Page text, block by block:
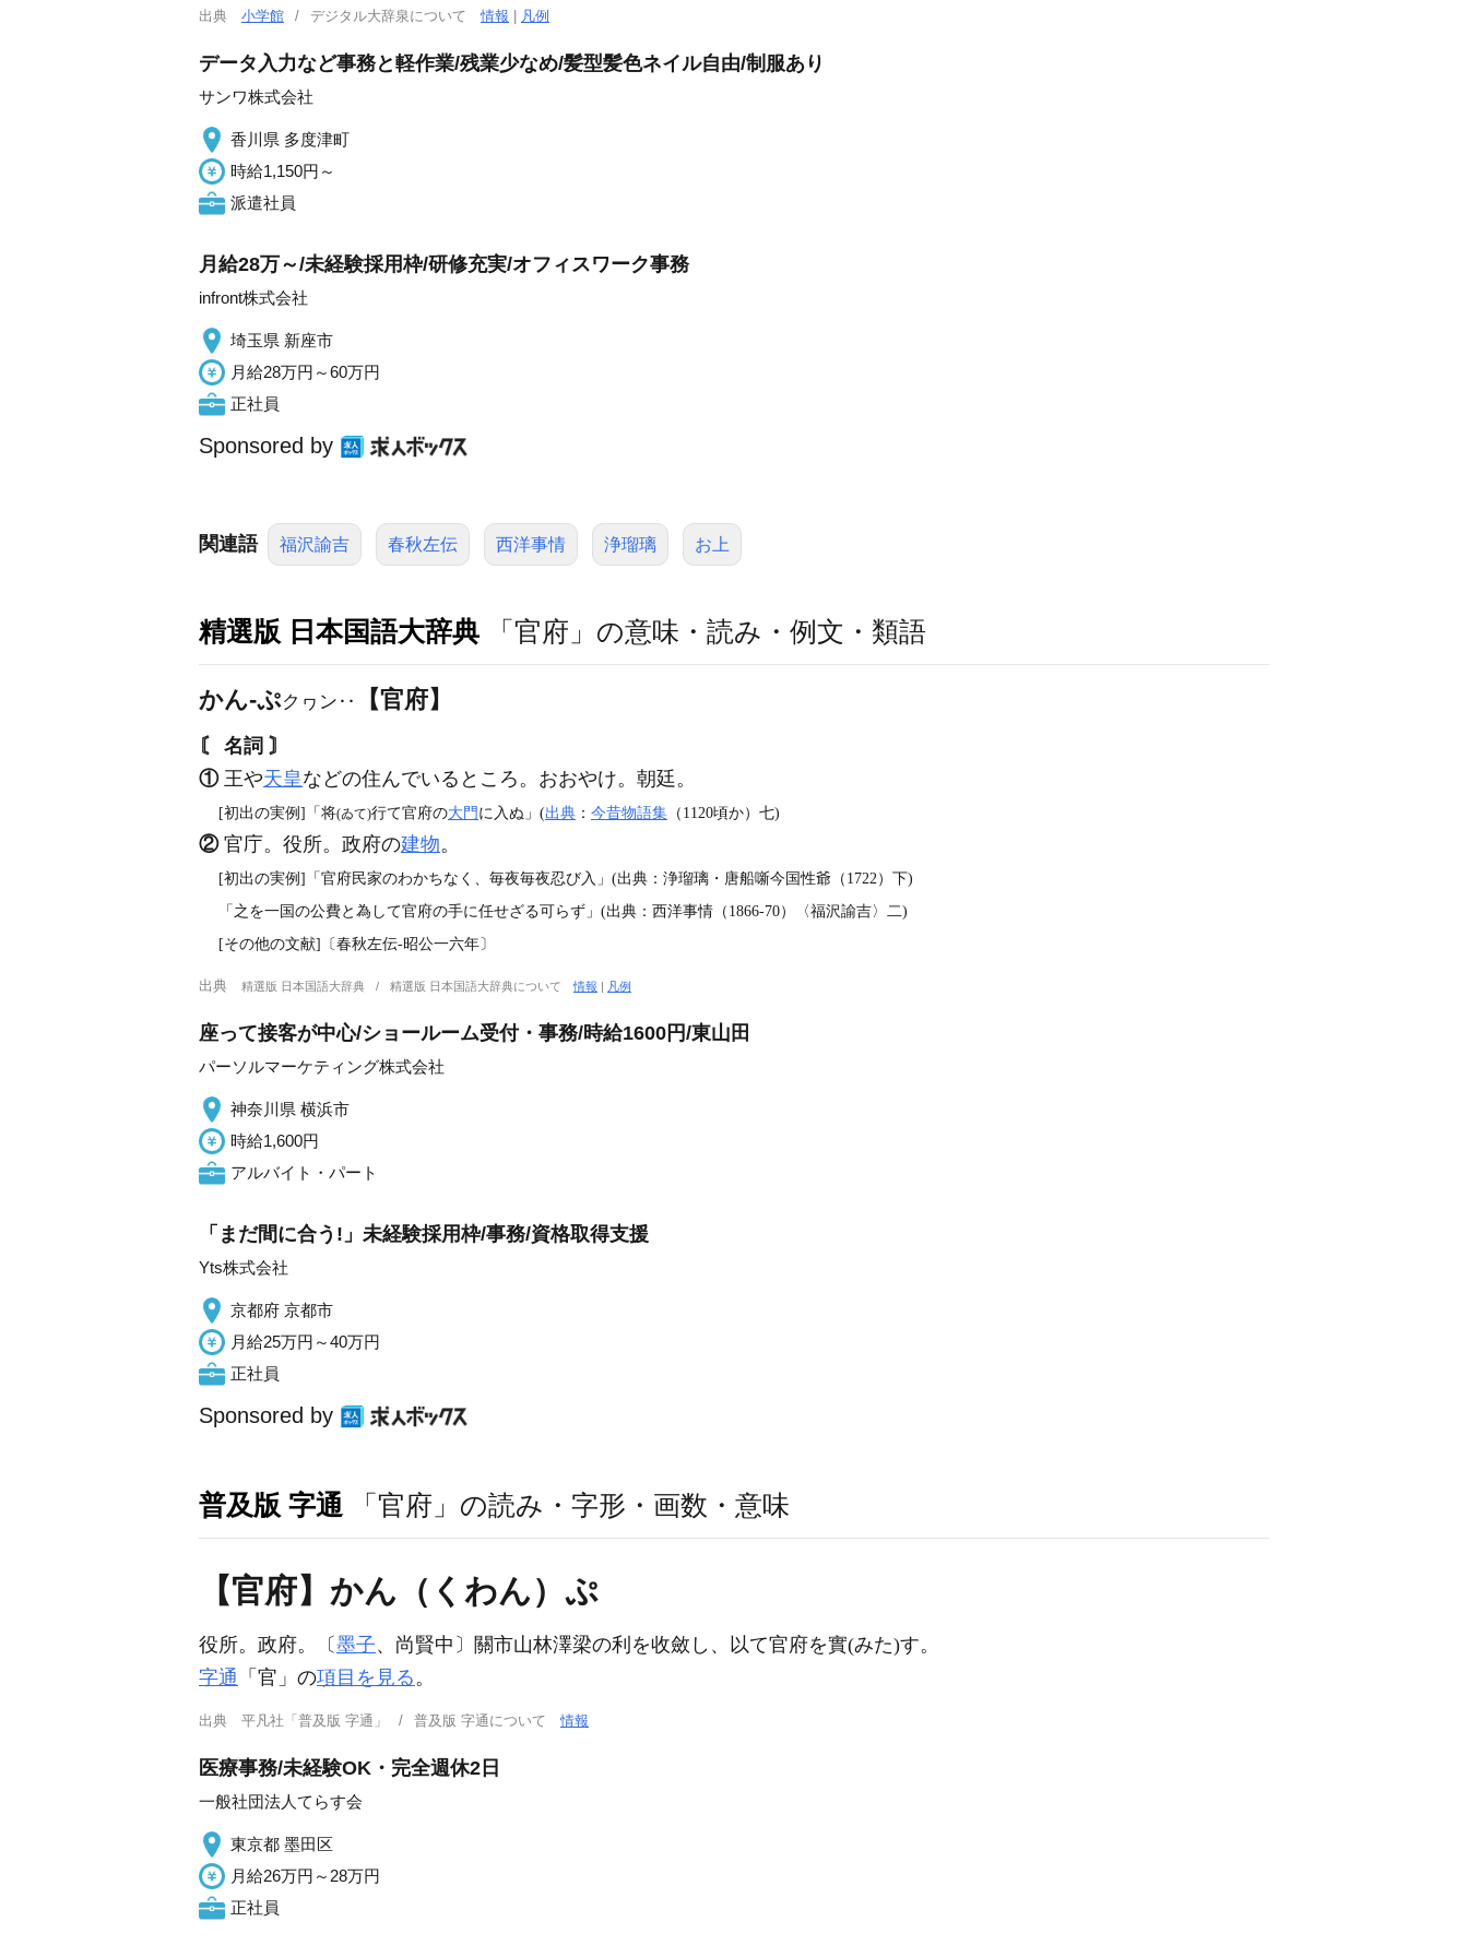
出典 小学館 デジタル大辞泉について情報 凡例
データ入力など事務と軽作業/残業少なめ/髪型髪色ネイル自由/制服あり
サンワ株式会社
香川県 多度津町
時給1,150円～
派遣社員
月給28万～/未経験採用枠/研修充実/オフィスワーク事務
infront株式会社
埼玉県 新座市
月給28万円～60万円
正社員
Sponsored by
関連語 福沢諭吉 春秋左伝 西洋事情 浄瑠璃 お上
精選版 日本国語大辞典 「官府」の意味・読み・例文・類語
かん‐ぷクヮン‥ 【官府】
〘 名詞 〙
①王や天皇などの住んでいるところ。おおやけ。朝廷。
[初出の実例]「将(ゐて)行て官府の大門に入ぬ」(出典 ： 今昔物語集 （1120頃か）七)
②官庁。役所。政府の建物。
[初出の実例]「官府民家のわかちなく、毎夜毎夜忍び入」(出典：浄瑠璃・唐船噺今国性爺（1722）下)
「之を一国の公費と為して官府の手に任せざる可らず」(出典：西洋事情（1866‐70）〈福沢諭吉〉二)
[その他の文献]〔春秋左伝‐昭公一六年〕
出典 精選版 日本国語大辞典 精選版 日本国語大辞典について情報 | 凡例
座って接客が中心/ショールーム受付・事務/時給1600円/東山田
パーソルマーケティング株式会社
神奈川県 横浜市
時給1,600円
アルバイト・パート
「まだ間に合う!」未経験採用枠/事務/資格取得支援
Yts株式会社
京都府 京都市
月給25万円～40万円
正社員
Sponsored by
普及版 字通 「官府」の読み・字形・画数・意味
【官府】かん（くわん）ぷ
役所。政府。〔 墨子、尚賢中〕關市山林澤梁の利を收斂し、以て官府を實(みた)す。
字通 「官」の項目を見る。
出典 平凡社「普及版 字通」 普及版 字通について情報
医療事務/未経験OK・完全週休2日
一般社団法人てらす会
東京都 墨田区
月給26万円～28万円
正社員